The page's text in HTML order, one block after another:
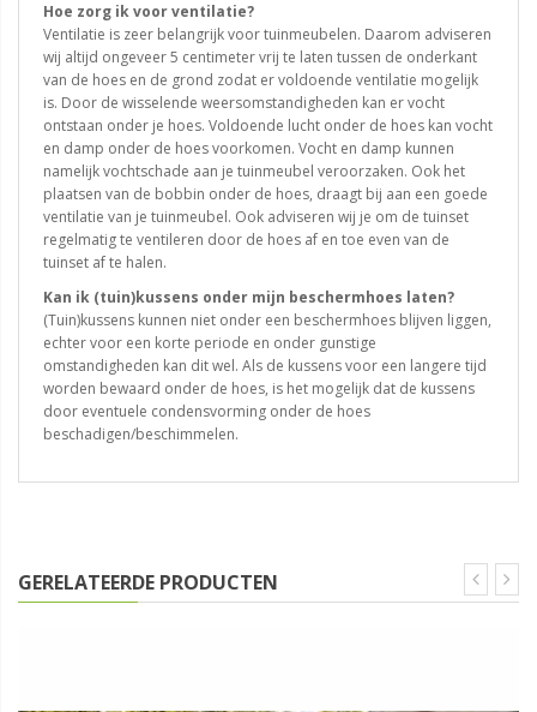
Hoe zorg ik voor ventilatie?
Ventilatie is zeer belangrijk voor tuinmeubelen. Daarom adviseren
wij altijd ongeveer 5 centimeter vrij te laten tussen de onderkant
van de hoes en de grond zodat er voldoende ventilatie mogelijk
is. Door de wisselende weersomstandigheden kan er vocht
ontstaan onder je hoes. Voldoende lucht onder de hoes kan vocht
en damp onder de hoes voorkomen. Vocht en damp kunnen
namelijk vochtschade aan je tuinmeubel veroorzaken. Ook het
plaatsen van de bobbin onder de hoes, draagt bij aan een goede
ventilatie van je tuinmeubel. Ook adviseren wij je om de tuinset
regelmatig te ventileren door de hoes af en toe even van de
tuinset af te halen.
Kan ik (tuin)kussens onder mijn beschermhoes laten?
(Tuin)kussens kunnen niet onder een beschermhoes blijven liggen,
echter voor een korte periode en onder gunstige
omstandigheden kan dit wel. Als de kussens voor een langere tijd
worden bewaard onder de hoes, is het mogelijk dat de kussens
door eventuele condensvorming onder de hoes
beschadigen/beschimmelen.
GERELATEERDE PRODUCTEN